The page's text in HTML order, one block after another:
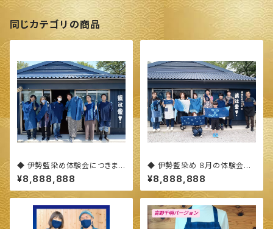
同じカテゴリの商品
◆ 伊勢藍染め体験会につきまし
て(概要)◆
¥8,888,888
◆ 伊勢藍染め ８月の体験会に
つきまして ◆
¥8,888,888